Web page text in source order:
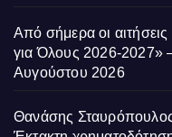
Από σήμερα οι
για Όλους 2026-2027»
Αυγούστου 2026
Θανάσης